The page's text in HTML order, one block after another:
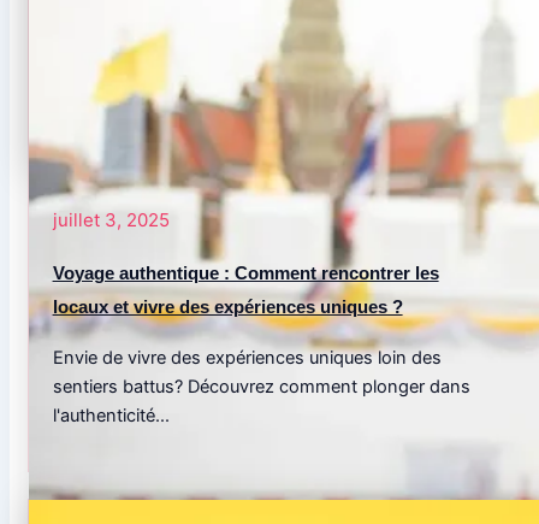
juillet 3, 2025
Voyage authentique : Comment rencontrer les
locaux et vivre des expériences uniques ?
Envie de vivre des expériences uniques loin des
sentiers battus? Découvrez comment plonger dans
l'authenticité...